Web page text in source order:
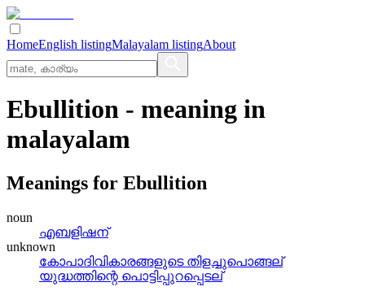
HomeEnglish listingMalayalam listingAbout
Ebullition - meaning in
malayalam
Meanings for Ebullition
noun
എബളിഷന്
unknown
കോപാദിവികാരങ്ങളുടെ തിളച്ചുപൊങ്ങല്
യുദ്ധത്തിന്റെ പൊട്ടിപ്പുറപ്പെടല്